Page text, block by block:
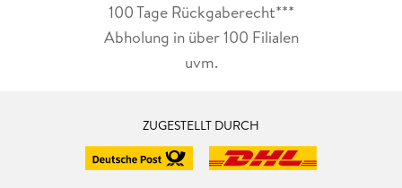
100 Tage Rückgaberecht***
Abholung in über 100 Filialen
uvm.
ZUGESTELLT DURCH